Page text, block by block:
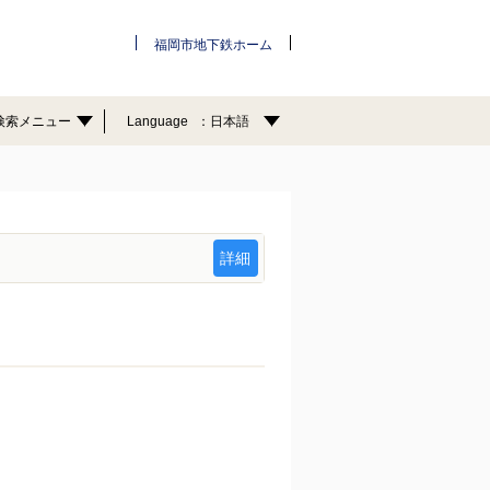
福岡市地下鉄ホーム
索メニュー Language 日本語
詳細